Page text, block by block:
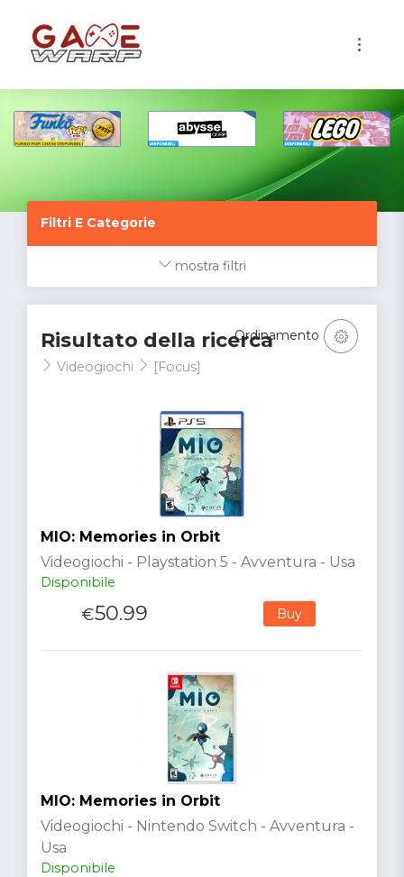
Filtri E Categorie
mostra filtri
Risultato della ricerca
Videogiochi [Focus]
Ordinamento
MIO: Memories in Orbit
Videogiochi - Playstation 5 - Avventura - Usa
Disponibile
€50.99 Buy
MIO: Memories in Orbit
Videogiochi - Nintendo Switch - Avventura -
Usa
Disponibile